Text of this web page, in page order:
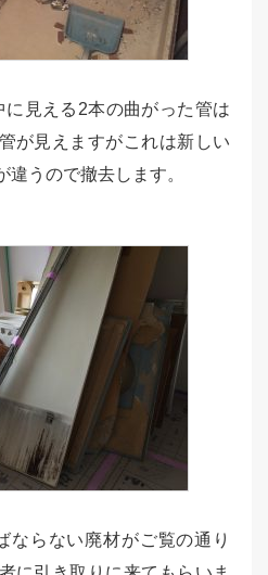
見える2本の曲がった管は
が見えますがこれは新しい
うので撤去します。
らない廃材がご覧の通り